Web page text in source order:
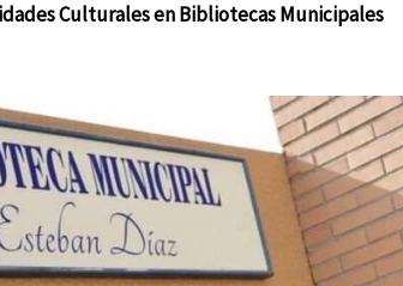
Culturales en Bibliotecas Municipales